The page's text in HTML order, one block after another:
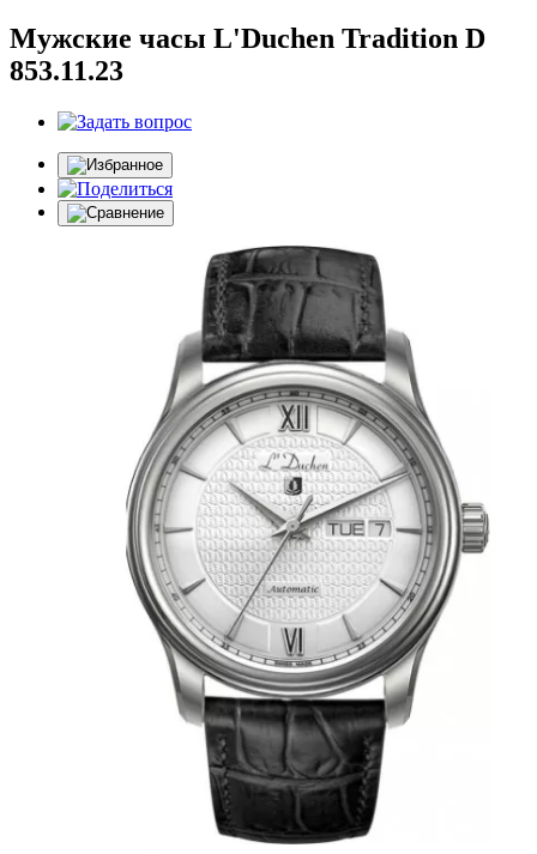
Мужские часы L'Duchen Tradition D
853.11.23